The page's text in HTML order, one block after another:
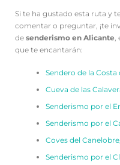
Si te ha gustado esta ruta y
comentar o preguntar, ¡te
de senderismo en Alicante
que te encantarán:
Sendero de la Costa
Cueva de las
Senderismo por el
Senderismo por el
Coves del
Senderismo por el